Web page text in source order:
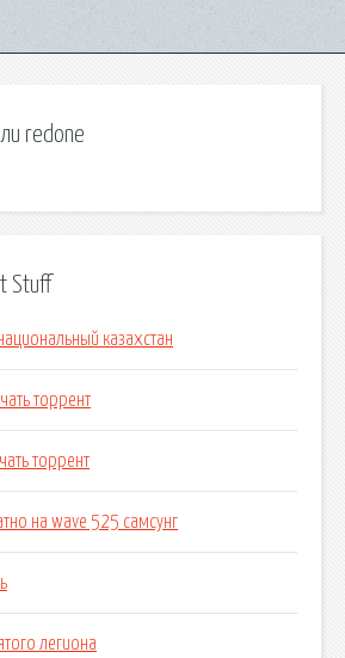
redone
Stuff
казахстан
торрент
торрент
на wave 525 самсунг
легиона